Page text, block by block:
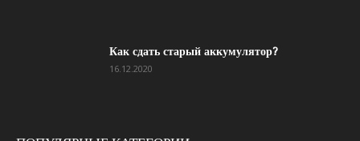
Как сдать старый аккумулятор?
16.12.2020